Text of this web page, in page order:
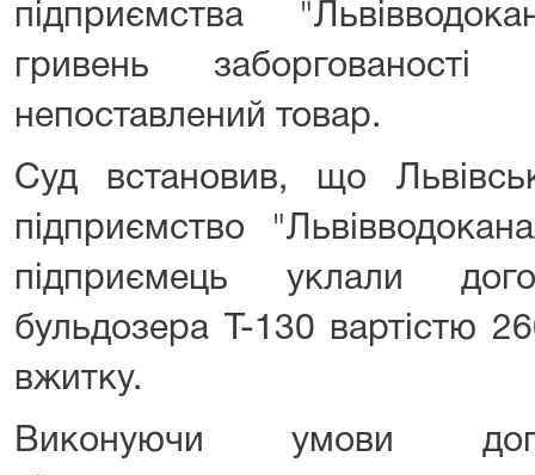
підприємства
гривень
непоставлений товар.
Суд встановив, що
підприємство
підприємець уклали
бульдозера Т-130 вартістю
вжитку.
Виконуючи умови